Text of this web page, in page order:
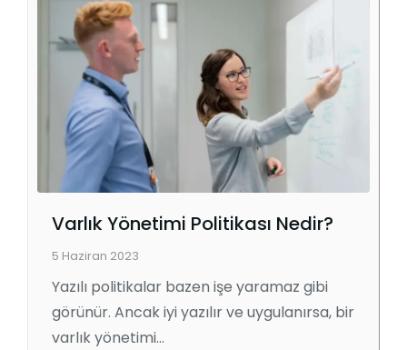
Varlık Yönetimi Politikası Nedir?
5 Haziran 2023
Yazılı politikalar bazen işe yaramaz gibi
görünür. Ancak iyi yazılır ve uygulanırsa, bir
varlık yönetimi…